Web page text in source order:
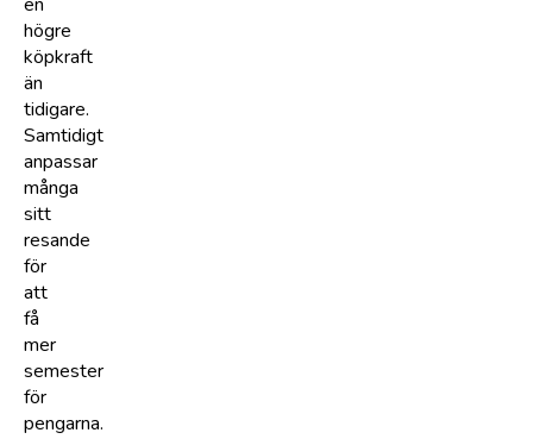
högre
köpkraft
än
tidigare.
Samtidigt
anpassar
många
sitt
resande
för
att
få
mer
semester
för
pengarna.